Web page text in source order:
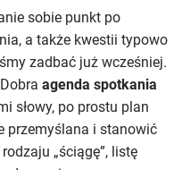
sobie punkt po
a także kwestii typowo
zadbać już wcześniej.
Dobra agenda spotkania
słowy, po prostu plan
przemyślana i stanowić
„ściągę”, listę